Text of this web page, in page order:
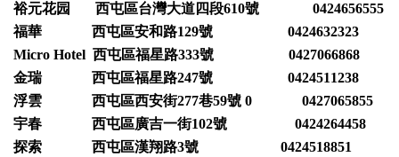
裕元花园 西屯區台灣大道四段610號 0424656555
福華 西屯區安和路129號 0424632323
Micro Hotel 西屯區福星路333號 0427066868
金瑞 西屯區福星路247號 0424511238
浮雲 西屯區西安街277巷59號 0 0427065855
宇春 西屯區廣吉一街102號 0424264458
探索 西屯區漢翔路3號 0424518851